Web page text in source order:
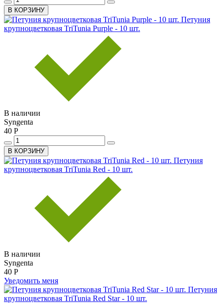
В КОРЗИНУ
Петуния
крупноцветковая TriTunia Purple - 10 шт.
В наличии
Syngenta
40 Р
В КОРЗИНУ
Петуния
крупноцветковая TriTunia Red - 10 шт.
В наличии
Syngenta
40 Р
Уведомить меня
Петуния
крупноцветковая TriTunia Red Star - 10 шт.